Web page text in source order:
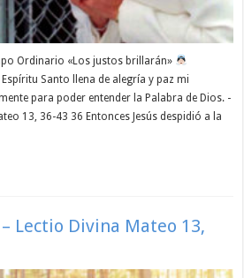
Ordinario «Los justos brillarán»
Santo llena de alegría y paz mi
para poder entender la Palabra de Dios. -
13, 36-43 36 Entonces Jesús despidió a la
Lectio Divina Mateo 13,